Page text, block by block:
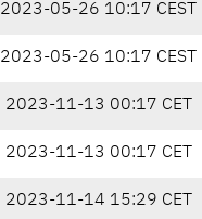
2023-05-26 10:17 CEST
2023-05-26 10:17 CEST
2023-11-13 00:17 CET
2023-11-13 00:17 CET
2023-11-14 15:29 CET